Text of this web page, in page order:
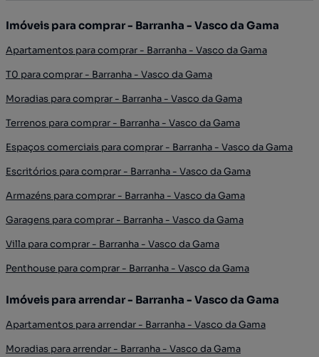
Imóveis para comprar - Barranha - Vasco da Gama
Apartamentos para comprar - Barranha - Vasco da Gama
T0 para comprar - Barranha - Vasco da Gama
Moradias para comprar - Barranha - Vasco da Gama
Terrenos para comprar - Barranha - Vasco da Gama
Espaços comerciais para comprar - Barranha - Vasco da Gama
Escritórios para comprar - Barranha - Vasco da Gama
Armazéns para comprar - Barranha - Vasco da Gama
Garagens para comprar - Barranha - Vasco da Gama
Villa para comprar - Barranha - Vasco da Gama
Penthouse para comprar - Barranha - Vasco da Gama
Imóveis para arrendar - Barranha - Vasco da Gama
Apartamentos para arrendar - Barranha - Vasco da Gama
Moradias para arrendar - Barranha - Vasco da Gama